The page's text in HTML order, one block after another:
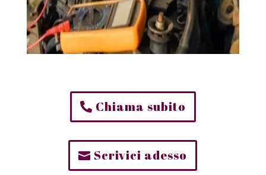
Chiama subito
Scrivici adesso